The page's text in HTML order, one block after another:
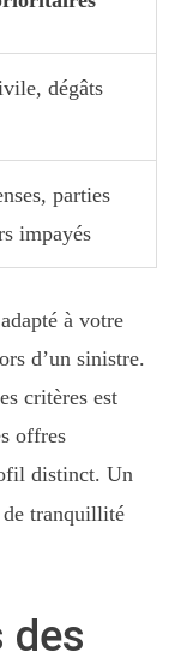
dégâts
parties
impayés
à votre
d’un sinistre.
critères est
offres
distinct. Un
de tranquillité
des